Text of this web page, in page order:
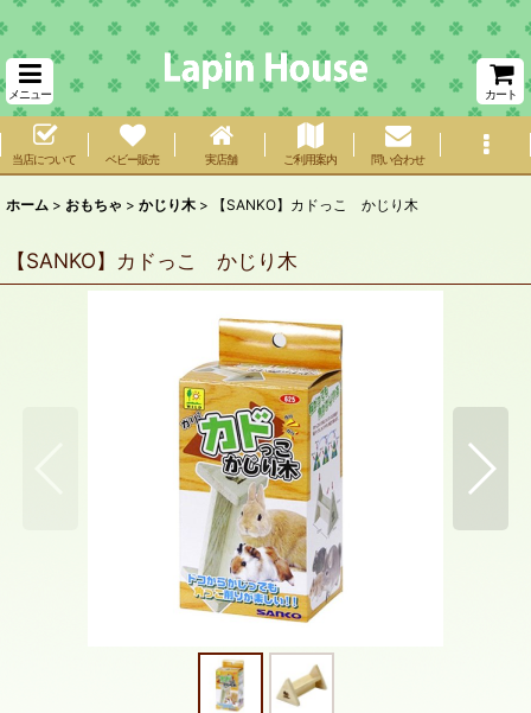
メニュー カート
当店について ベビー販売 実店舗 ご利用案内 問い合わせ
ホーム > おもちゃ > かじり木 > 【SANKO】カドっこ かじり木
【SANKO】カドっこ かじり木